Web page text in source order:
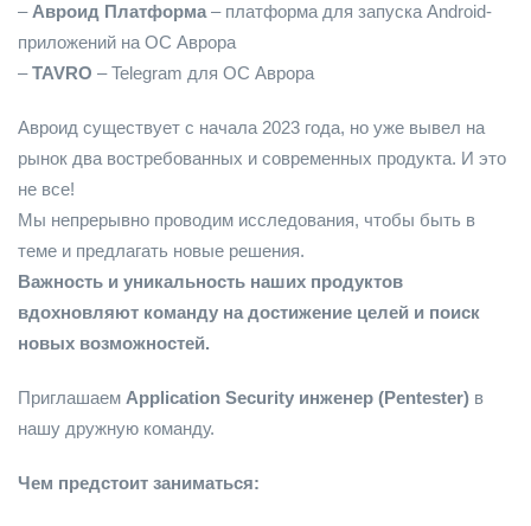
– Авроид Платформа – платформа для запуска Android-
приложений на ОС Аврора
–TAVRO – Telegram для ОС Аврора
Авроид существует с начала 2023 года, но уже вывел на
рынок два востребованных и современных продукта. И это
не все!
Мы непрерывно проводим исследования, чтобы быть в
теме и предлагать новые решения.
Важность и уникальность наших продуктов
вдохновляют команду на достижение целей и поиск
новых возможностей.
Приглашаем Application Security инженер (Pentester) в
нашу дружную команду.
Чем предстоит заниматься: